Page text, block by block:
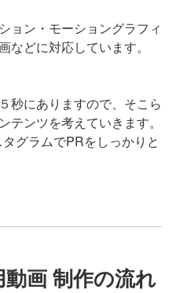
ョン・モーショングラフィ
などに対応しています。
秒にありますので、そこら
テンツを考えていきます。
グラムでPRをしっかりと
画 制作の流れ